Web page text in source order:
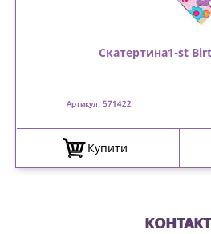
Скатертина1-st
Артикул: 571422
Купити